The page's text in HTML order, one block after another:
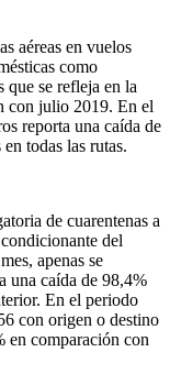
aéreas en vuelos
como
que se refleja en la
con julio 2019. En el
reporta una caída de
todas las rutas.
de cuarentenas a
del
apenas se
una caída de 98,4%
En el periodo
con origen o destino
en comparación con